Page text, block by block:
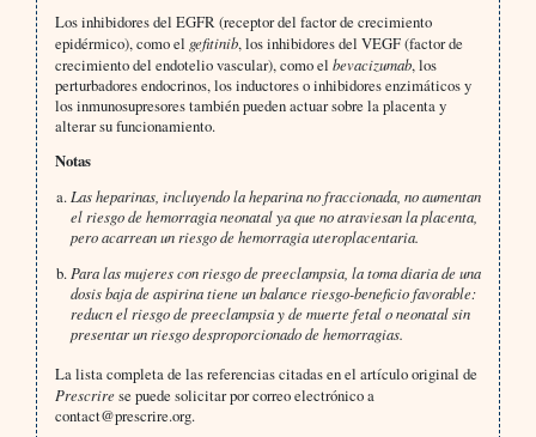
Los inhibidores del EGFR (receptor del factor de crecimiento
epidérmico), como el gefitinib, los inhibidores del VEGF (factor de
crecimiento del endotelio vascular), como el bevacizumab, los
perturbadores endocrinos, los inductores o inhibidores enzimáticos y
los inmunosupresores también pueden actuar sobre la placenta y
alterar su funcionamiento.
Notas
Las heparinas, incluyendo la heparina no fraccionada, no aumentan
el riesgo de hemorragia neonatal ya que no atraviesan la placenta,
pero acarrean un riesgo de hemorragia uteroplacentaria.
Para las mujeres con riesgo de preeclampsia, la toma diaria de una
dosis baja de aspirina tiene un balance riesgo-beneficio favorable:
reducn el riesgo de preeclampsia y de muerte fetal o neonatal sin
presentar un riesgo desproporcionado de hemorragias.
La lista completa de las referencias citadas en el artículo original de
Prescrirese puede solicitar por correo electrónico a
contact@prescrire.org.